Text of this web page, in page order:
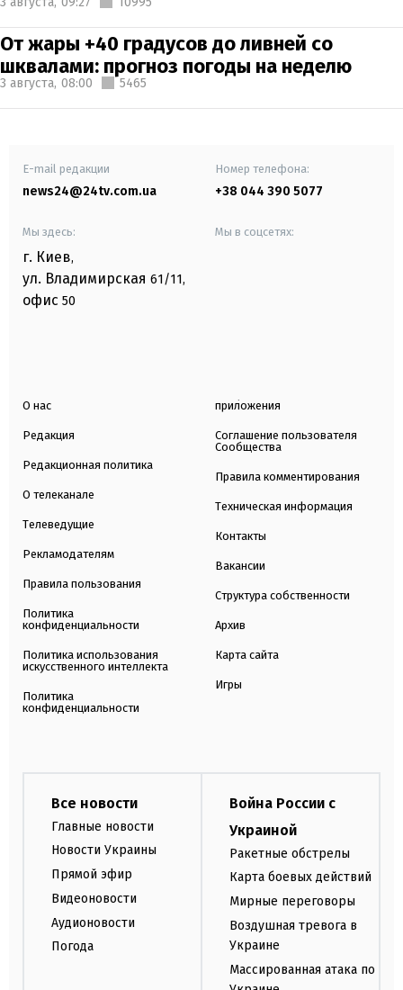
От жары +40 градусов до ливней со
шквалами: прогноз погоды на неделю
3 августа, 08:00 5465
E-mail редакции
news24@24tv.com.ua
Номер телефона:
+38 044 390 5077
Мы здесь:
г. Киев,
ул. Владимирская 61/11,
офис 50
Мы в соцсетях:
О нас
Редакция
Редакционная политика
О телеканале
Телеведущие
Рекламодателям
Правила пользования
Политика
конфиденциальности
Политика использования
искусственного интеллекта
Политика
конфиденциальности
приложения
Соглашение пользователя
Сообщества
Правила комментирования
Техническая информация
Контакты
Вакансии
Структура собственности
Архив
Карта сайта
Игры
Все новости
Главные новости
Новости Украины
Прямой эфир
Видеоновости
Аудионовости
Погода
Война России с
Украиной
Ракетные обстрелы
Карта боевых действий
Мирные переговоры
Воздушная тревога в
Украине
Массированная атака по